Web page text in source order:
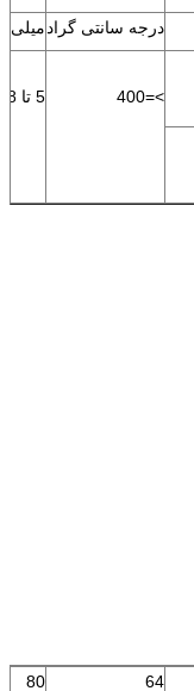
درجه سانتی گراد میلی
>=400
5 تا 8
64
80